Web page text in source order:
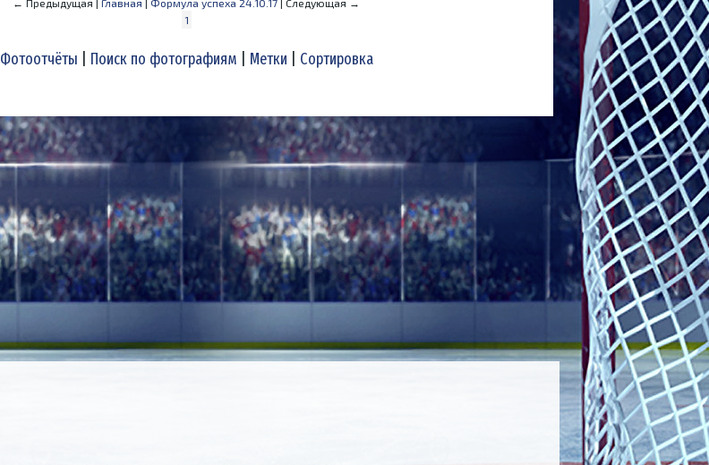
← Предыдущая | Главная | Формула успеха 24.10.17 | Следующая →
1
Фотоотчёты Поиск по фотографиям Метки Сортировка